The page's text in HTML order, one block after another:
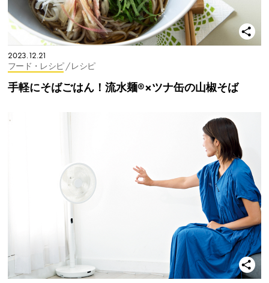
2023.12.21
フード・レシピ / レシピ
手軽にそばごはん！流水麺®×ツナ缶の山椒そば